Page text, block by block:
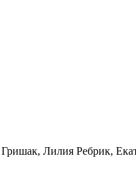
Лилия Ребрик,